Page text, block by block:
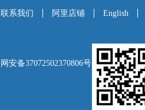
联系我们 阿里店铺 English
安备37072502370806号